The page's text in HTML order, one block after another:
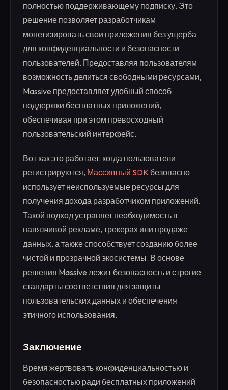
полностью поддерживающему подписку. Это
решение позволяет разработчикам
монетизировать свои приложения без ущерба
для конфиденциальности и безопасности
пользователей. Предоставляя пользователям
возможность делиться свободными ресурсами,
Massive предоставляет удобный способ
поддержки бесплатных приложений,
обеспечивая при этом превосходный
пользовательский интерфейс.
Вот как это работает: когда пользователи
регистрируются, Массивный SDK безопасно
использует неиспользуемые ресурсы для
получения дохода разработчиком приложений.
Такой подход устраняет необходимость в
навязчивой рекламе, трекерах или продаже
данных, а также способствует созданию более
чистой и прозрачной экосистемы. В основе
решения Massive лежит безопасность и строгие
стандарты соответствия для защиты
пользовательских данных и обеспечения
этичного использования.
Заключение
Время жертвовать конфиденциальностью и
безопасностью ради бесплатных приложений